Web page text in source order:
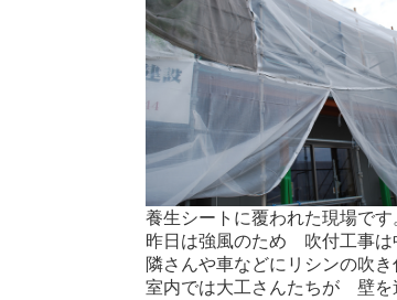
養生シートに覆われた現場です
昨日は強風のため 吹付工事は
隣さんや車などにリシンの吹
室内では大工さんたちが 壁